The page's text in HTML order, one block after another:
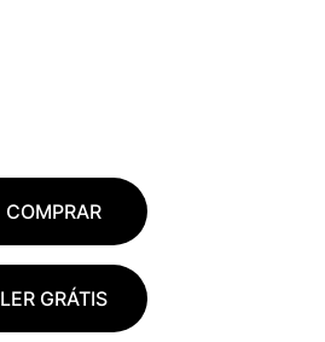
COMPRAR
LER GRÁTIS